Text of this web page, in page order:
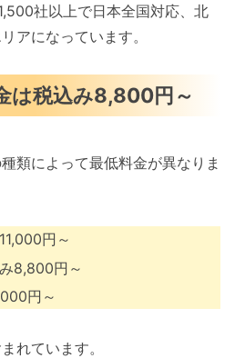
社以上で日本全国対応、北
アになっています。
は税込み8,800円～
類によって最低料金が異なりま
円～
8,800円～
円～
れています。